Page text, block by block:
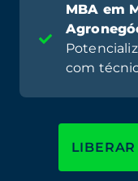
MBA em
com
LIBERAR